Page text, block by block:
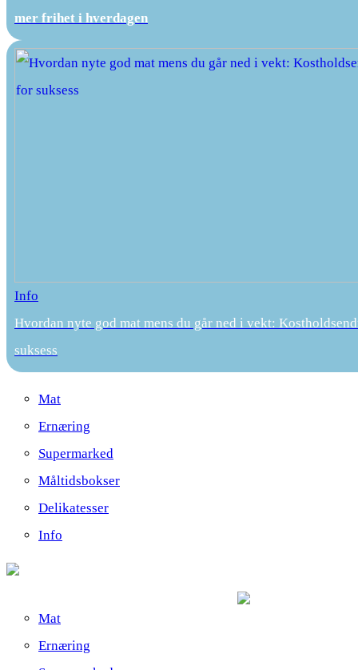
mer frihet i hverdagen
Info
Hvordan nyte god mat mens du går ned i vekt:
suksess
Mat
Ernæring
Supermarked
Måltidsbokser
Delikatesser
Info
Mat
Ernæring